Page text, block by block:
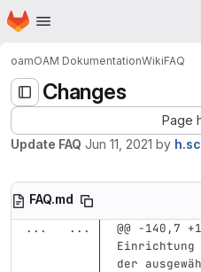
Skip to main content
Homepage
oamOAM DokumentationWikiFAQ
Changes
Page
Update FAQ Jun 11, 2021 by
FAQ.md
...
...
@@ -140,7
der